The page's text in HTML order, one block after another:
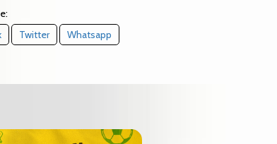
Twitter Whatsapp